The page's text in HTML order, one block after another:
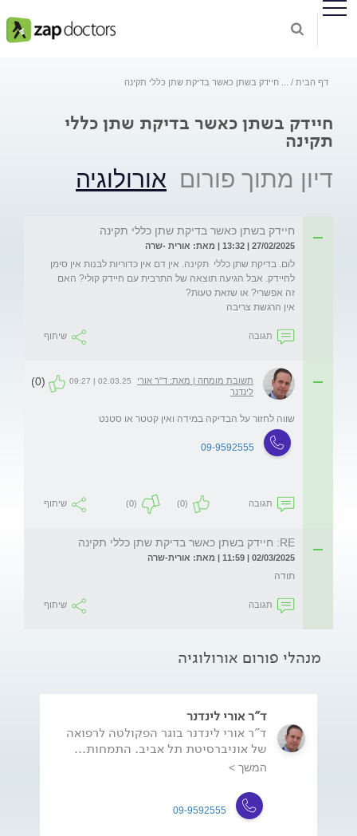
דף הבית חיידק בשתן כאשר בדיקת שתן כללי תקינה
חיידק בשתן כאשר בדיקת שתן כללי
תקינה
דיון מתוך פורום אורולוגיה
חיידק בשתן כאשר בדיקת שתן כללי תקינה
27/02/2025 | 13:32 | מאת: אורית -שרה
לום. בדיקת שתן כללי  תקינה. אין דם אין כדוריות לבנות אין סימן
לחיידק. אבל הגיעה תוצאה של התרבית עם חיידק קולי? האם
אין הרגשת צריבה
תגובה שיתוף
תשובת מומחה | מאת: ד"ר אורי
לינדנר
02.03.25 | 09:27
(0)
שווה לחזור על הבדיקה במידה ואין קטטר או סטנט
09-9592555
תגובה (0)
(0) שיתוף
RE: חיידק בשתן כאשר בדיקת שתן כללי תקינה
02/03/2025 | 11:59 | מאת: אורית-שרה
תודה
תגובה שיתוף
מנהלי פורום אורולוגיה
ד"ר אורי לינדנר
ד"ר אורי לינדנר בוגר הפקולטה לרפואה
של אוניברסיטת תל אביב. התמחות...
המשך >
09-9592555